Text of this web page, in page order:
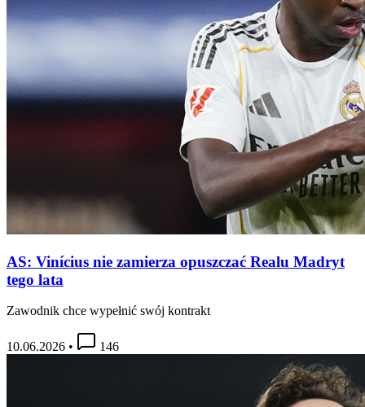
AS: Vinícius nie zamierza opuszczać Realu Madryt
tego lata
Zawodnik chce wypełnić swój kontrakt
10.06.2026 • 146